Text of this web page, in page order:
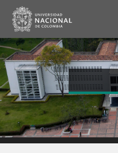
Saltar
contenido